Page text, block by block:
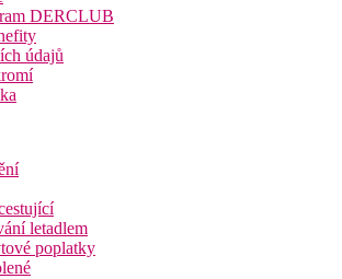
DERCLUB
údajů
letadlem
poplatky